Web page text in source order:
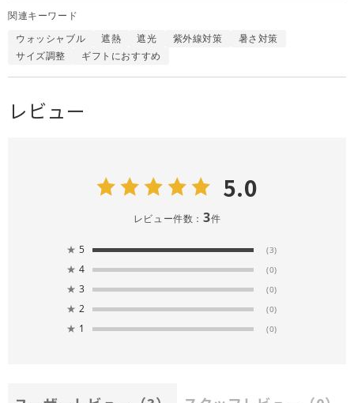
関連キーワード
ウォッシャブル 遮熱 遮光 紫外線対策
暑さ対策
サイズ調整
ギフトにおすすめ
レビュー
5.0
レビュー件数： 3件
★ 5 (3)
★ 4 (0)
★ 3 (0)
★ 2 (0)
★ 1 (0)